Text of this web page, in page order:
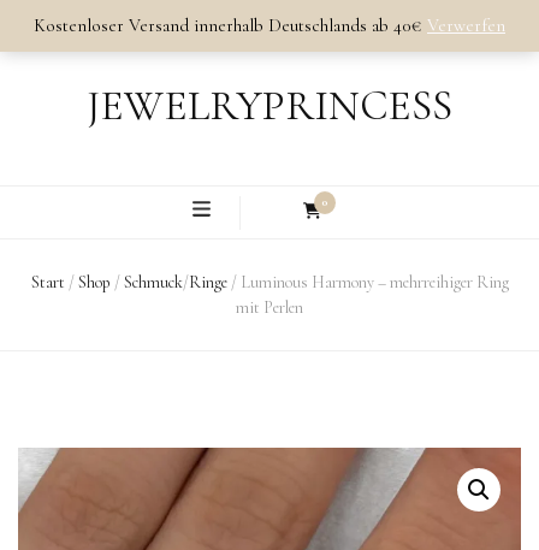
Kostenloser Versand innerhalb Deutschlands ab 40€ Verwerfen
JEWELRYPRINCESS
0
Start / Shop / Schmuck/Ringe / Luminous Harmony – mehrreihiger Ring
mit Perlen